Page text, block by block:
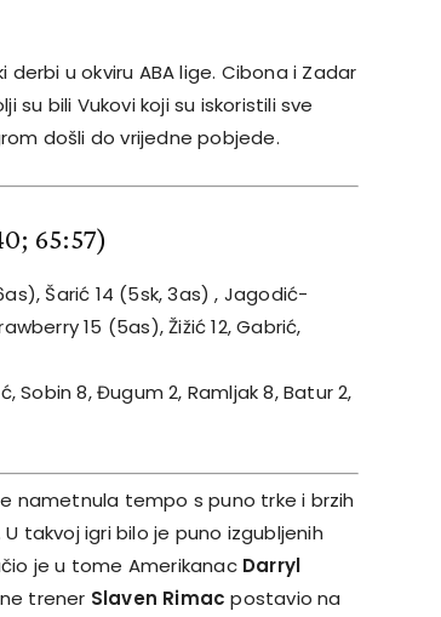
u okviru ABA lige. Cibona i Zadar
su bili Vukovi koji su iskoristili sve
došli do vrijedne pobjede.
65:57)
Šarić 14 (5sk, 3as) , Jagodić-
15 (5as), Žižić 12, Gabrić,
Sobin 8, Đugum 2, Ramljak 8, Batur 2,
nametnula tempo s puno trke i brzih
takvoj igri bilo je puno izgubljenih
je u tome Amerikanac Darryl
trener Slaven Rimac postavio na